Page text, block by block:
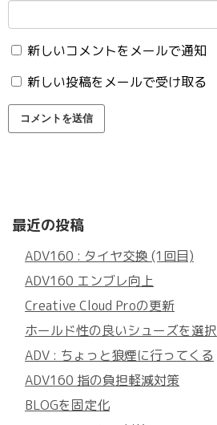
新しいコメントをメールで通知
新しい投稿をメールで受け取る
最近の投稿
ADV160 : タイヤ交換 (1回目)
ADV160 エンブレ向上
Creative Cloud Proの更新
ホールド性の良いシューズを選択
ADV : ちょっと狼煙に行ってくる
ADV160 指の負担軽減対策
BLOGを固定化